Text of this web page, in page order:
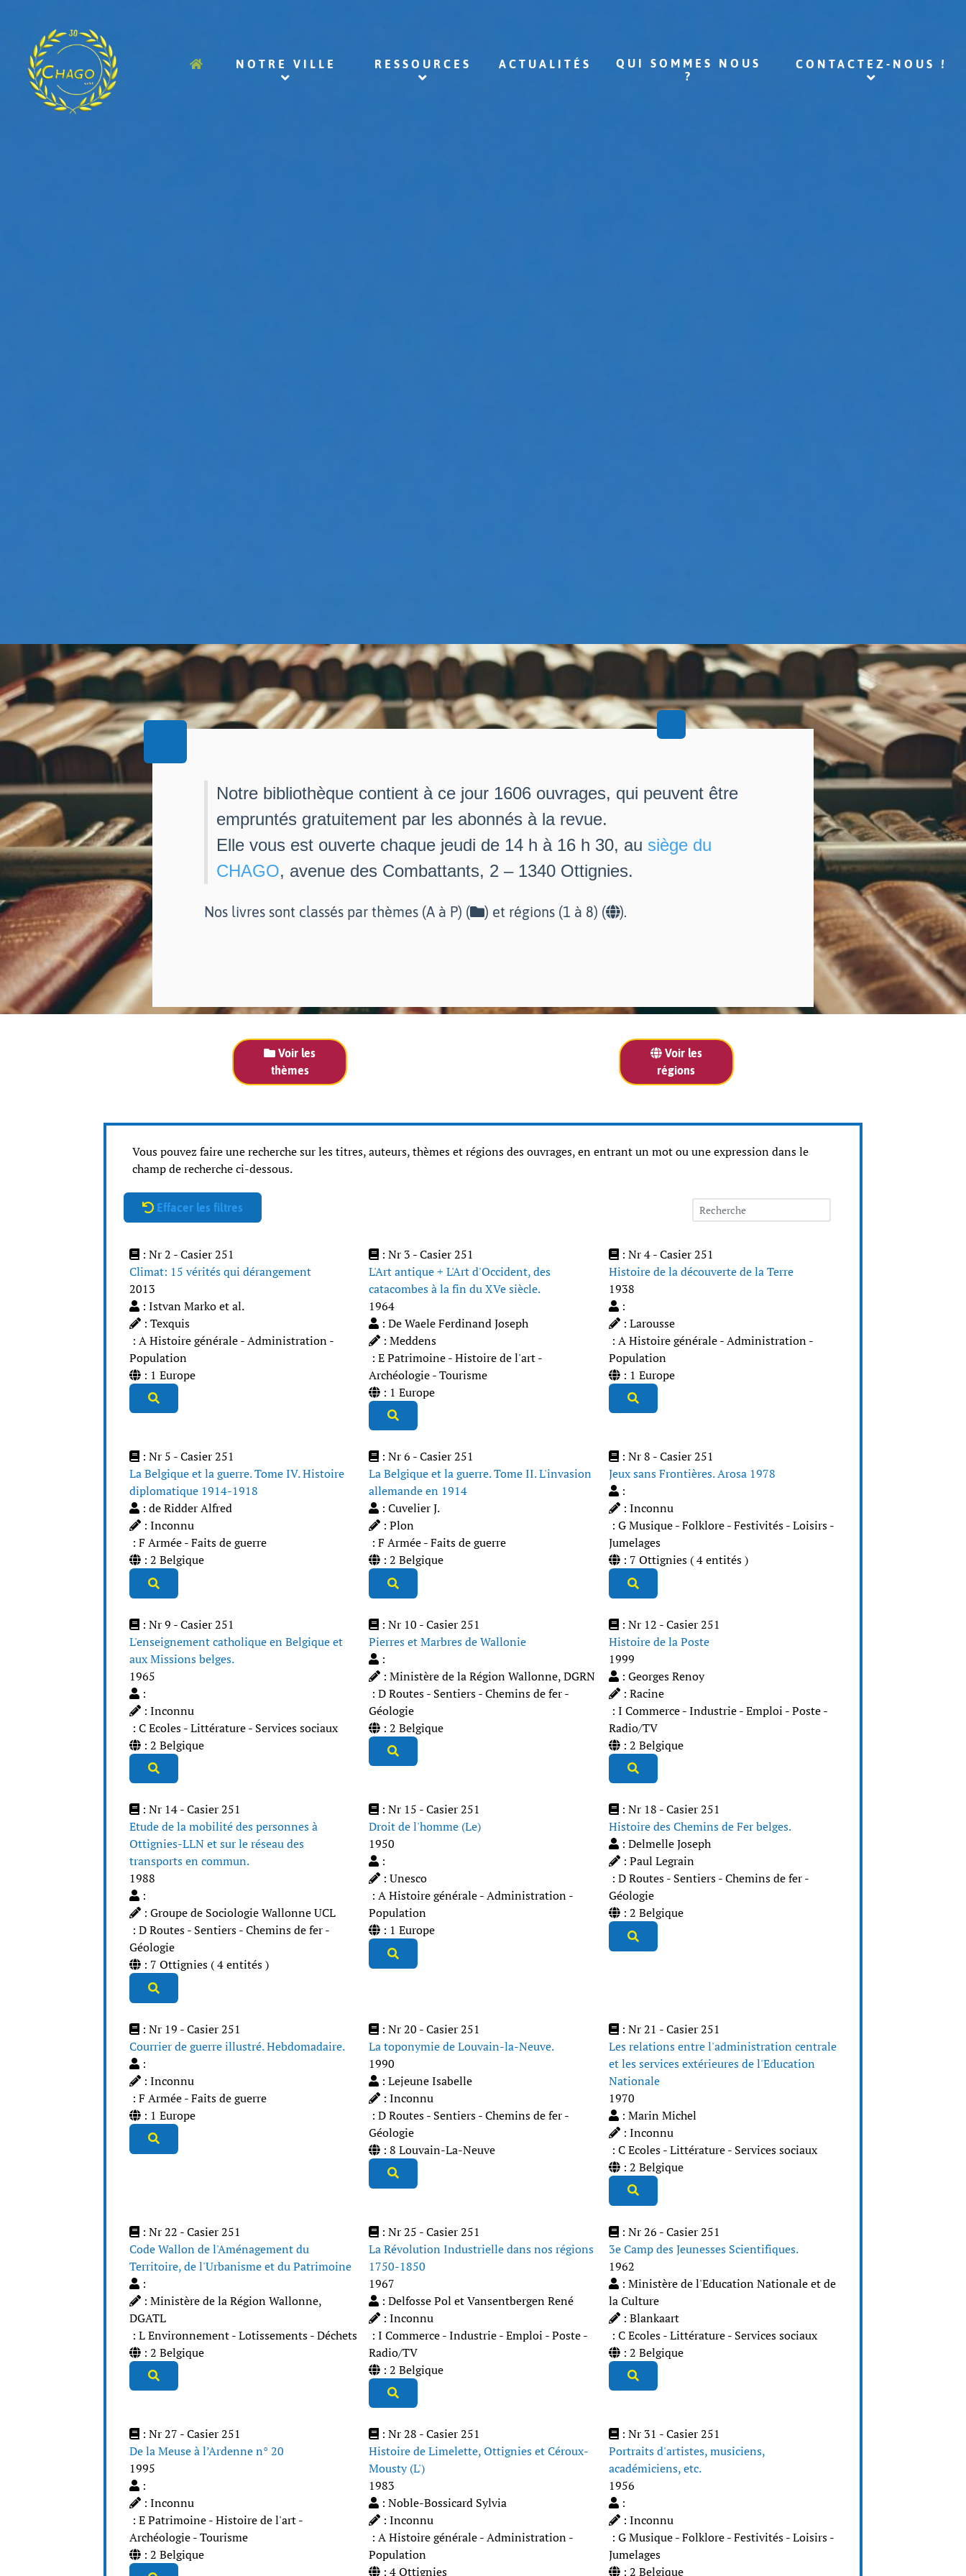
NOTRE VILLE RESSOURCES ACTUALITÉS
QUI SOMMES NOUS
?
CONTACTEZ-NOUS !
Notre bibliothèque contient à ce jour 1606 ouvrages, qui peuvent être
empruntés gratuitement par les abonnés à la revue.
Elle vous est ouverte chaque jeudi de 14 h à 16 h 30, au siège du
CHAGO, avenue des Combattants, 2 – 1340 Ottignies.
Nos livres sont classés par thèmes (A à P) ( ) et régions (1 à 8) ( ).
Voir les
thèmes
Voir les
régions
Vous pouvez faire une recherche sur les titres, auteurs, thèmes et régions des ouvrages, en entrant un mot ou une expression dans le
champ de recherche ci-dessous.
Effacer les filtres
: Nr 2 - Casier 251
Climat: 15 vérités qui dérangement
2013
: Istvan Marko et al.
: Texquis
: A Histoire générale - Administration -
Population
: 1 Europe
: Nr 3 - Casier 251
L'Art antique + L'Art d'Occident, des
catacombes à la fin du XVe siècle.
1964
: De Waele Ferdinand Joseph
: Meddens
: E Patrimoine - Histoire de l'art -
Archéologie - Tourisme
: 1 Europe
: Nr 4 - Casier 251
Histoire de la découverte de la Terre
1938
:
: Larousse
: A Histoire générale - Administration -
Population
: 1 Europe
: Nr 5 - Casier 251
La Belgique et la guerre. Tome IV. Histoire
diplomatique 1914-1918
: de Ridder Alfred
: Inconnu
: F Armée - Faits de guerre
: 2 Belgique
: Nr 6 - Casier 251
La Belgique et la guerre. Tome II. L'invasion
allemande en 1914
: Cuvelier J.
: Plon
: F Armée - Faits de guerre
: 2 Belgique
: Nr 8 - Casier 251
Jeux sans Frontières. Arosa 1978
:
: Inconnu
: G Musique - Folklore - Festivités - Loisirs -
Jumelages
: 7 Ottignies ( 4 entités )
: Nr 9 - Casier 251
L'enseignement catholique en Belgique et
aux Missions belges.
1965
:
: Inconnu
: C Ecoles - Littérature - Services sociaux
: 2 Belgique
: Nr 10 - Casier 251
Pierres et Marbres de Wallonie
:
: Ministère de la Région Wallonne, DGRN
: D Routes - Sentiers - Chemins de fer -
Géologie
: 2 Belgique
: Nr 12 - Casier 251
Histoire de la Poste
1999
: Georges Renoy
: Racine
: I Commerce - Industrie - Emploi - Poste -
Radio/TV
: 2 Belgique
: Nr 14 - Casier 251
Etude de la mobilité des personnes à
Ottignies-LLN et sur le réseau des
transports en commun.
1988
:
: Groupe de Sociologie Wallonne UCL
: D Routes - Sentiers - Chemins de fer -
Géologie
: 7 Ottignies ( 4 entités )
: Nr 15 - Casier 251
Droit de l'homme (Le)
1950
:
: Unesco
: A Histoire générale - Administration -
Population
: 1 Europe
: Nr 18 - Casier 251
Histoire des Chemins de Fer belges.
: Delmelle Joseph
: Paul Legrain
: D Routes - Sentiers - Chemins de fer -
Géologie
: 2 Belgique
: Nr 19 - Casier 251
Courrier de guerre illustré. Hebdomadaire.
:
: Inconnu
: F Armée - Faits de guerre
: 1 Europe
: Nr 20 - Casier 251
La toponymie de Louvain-la-Neuve.
1990
: Lejeune Isabelle
: Inconnu
: D Routes - Sentiers - Chemins de fer -
Géologie
: 8 Louvain-La-Neuve
: Nr 21 - Casier 251
Les relations entre l'administration centrale
et les services extérieures de l'Education
Nationale
1970
: Marin Michel
: Inconnu
: C Ecoles - Littérature - Services sociaux
: 2 Belgique
: Nr 22 - Casier 251
Code Wallon de l'Aménagement du
Territoire, de l'Urbanisme et du Patrimoine
:
: Ministère de la Région Wallonne,
DGATL
: L Environnement - Lotissements - Déchets
: 2 Belgique
: Nr 25 - Casier 251
La Révolution Industrielle dans nos régions
1750-1850
1967
: Delfosse Pol et Vansentbergen René
: Inconnu
: I Commerce - Industrie - Emploi - Poste -
Radio/TV
: 2 Belgique
: Nr 26 - Casier 251
3e Camp des Jeunesses Scientifiques.
1962
: Ministère de l'Education Nationale et de
la Culture
: Blankaart
: C Ecoles - Littérature - Services sociaux
: 2 Belgique
: Nr 27 - Casier 251
De la Meuse à l’Ardenne n° 20
1995
:
: Inconnu
: E Patrimoine - Histoire de l'art -
Archéologie - Tourisme
: 2 Belgique
: Nr 28 - Casier 251
Histoire de Limelette, Ottignies et Céroux-
Mousty (L')
1983
: Noble-Bossicard Sylvia
: Inconnu
: A Histoire générale - Administration -
Population
: 4 Ottignies
: Nr 31 - Casier 251
Portraits d'artistes, musiciens,
académiciens, etc.
1956
:
: Inconnu
: G Musique - Folklore - Festivités - Loisirs -
Jumelages
: 2 Belgique